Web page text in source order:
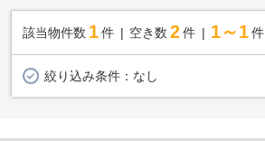
該当物件数 1件 空き数 2 件 1～1
絞り込み条件： なし